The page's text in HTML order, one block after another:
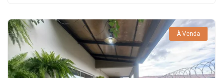
À Venda